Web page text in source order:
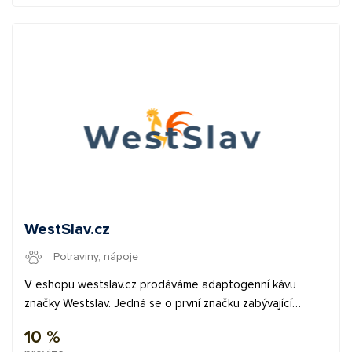
WestSlav.cz
Potraviny, nápoje
V eshopu westslav.cz prodáváme adaptogenní kávu
značky Westslav. Jedná se o první značku zabývající
jsou skupinou rostlin, které pomáhají organismu
10 %